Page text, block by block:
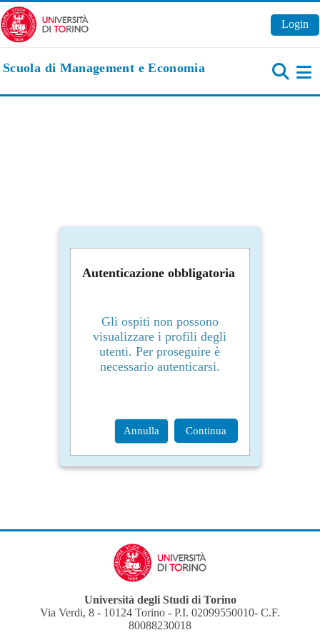
Vai al contenuto principale
Login
Scuola di Management e Economia
Autenticazione obbligatoria
Gli ospiti non possono
visualizzare i profili degli
utenti. Per proseguire è
necessario autenticarsi.
Annulla Continua
Università degli Studi di Torino
Via Verdi, 8 - 10124 Torino - P.I. 02099550010- C.F.
80088230018